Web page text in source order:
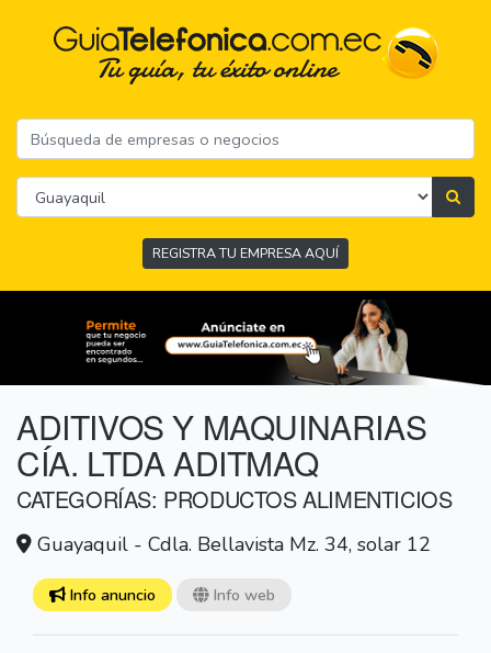
REGISTRA TU EMPRESA AQUÍ
ADITIVOS Y MAQUINARIAS
CÍA. LTDA ADITMAQ
CATEGORÍAS: PRODUCTOS ALIMENTICIOS
Guayaquil - Cdla. Bellavista Mz. 34, solar 12
Info anuncio Info web